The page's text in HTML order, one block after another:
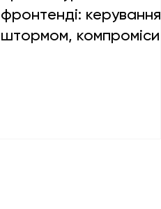
фронтенді: керування
штормом, компроміси